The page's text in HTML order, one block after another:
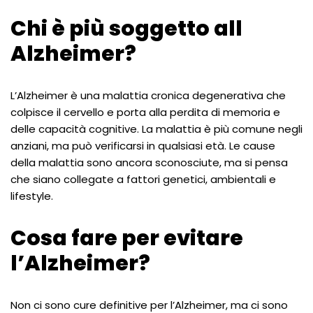
Chi è più soggetto all
Alzheimer?
L’Alzheimer è una malattia cronica degenerativa che
colpisce il cervello e porta alla perdita di memoria e
delle capacità cognitive. La malattia è più comune negli
anziani, ma può verificarsi in qualsiasi età. Le cause
della malattia sono ancora sconosciute, ma si pensa
che siano collegate a fattori genetici, ambientali e
lifestyle.
Cosa fare per evitare
l’Alzheimer?
Non ci sono cure definitive per l’Alzheimer, ma ci sono